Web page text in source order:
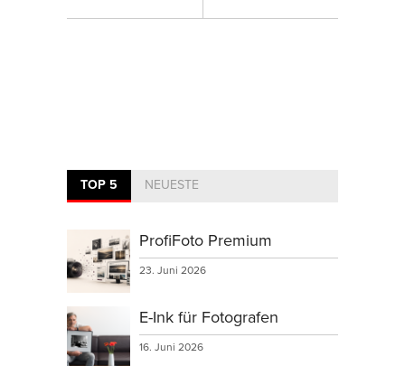
TOP 5 NEUESTE
ProfiFoto Premium
23. Juni 2026
E-Ink für Fotografen
16. Juni 2026